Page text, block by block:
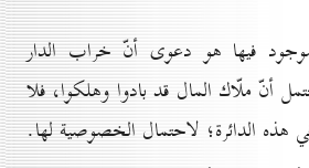
فيها هو دعوى أنّ خراب الدار
أنّ ملّاك المال قد بادوا وهلكوا، فلا
هذه الدائرة؛ لاحتمال الخصوصية لها.